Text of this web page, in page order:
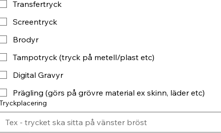
Transfertryck
Screentryck
Brodyr
Tampotryck (tryck på metell/plast etc)
Digital Gravyr
Prägling (görs på grövre material ex skinn, läder etc)